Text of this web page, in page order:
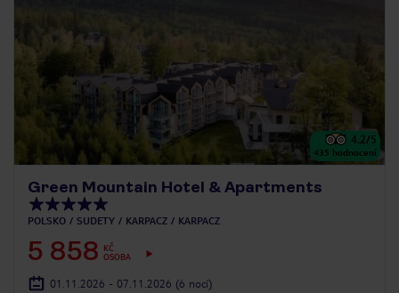
4.2/5
435 hodnocení
Green Mountain Hotel & Apartments
POLSKO SUDETY KARPACZ KARPACZ
5 858
KČ
OSOBA
01.11.2026 - 07.11.2026 (6 nocí)